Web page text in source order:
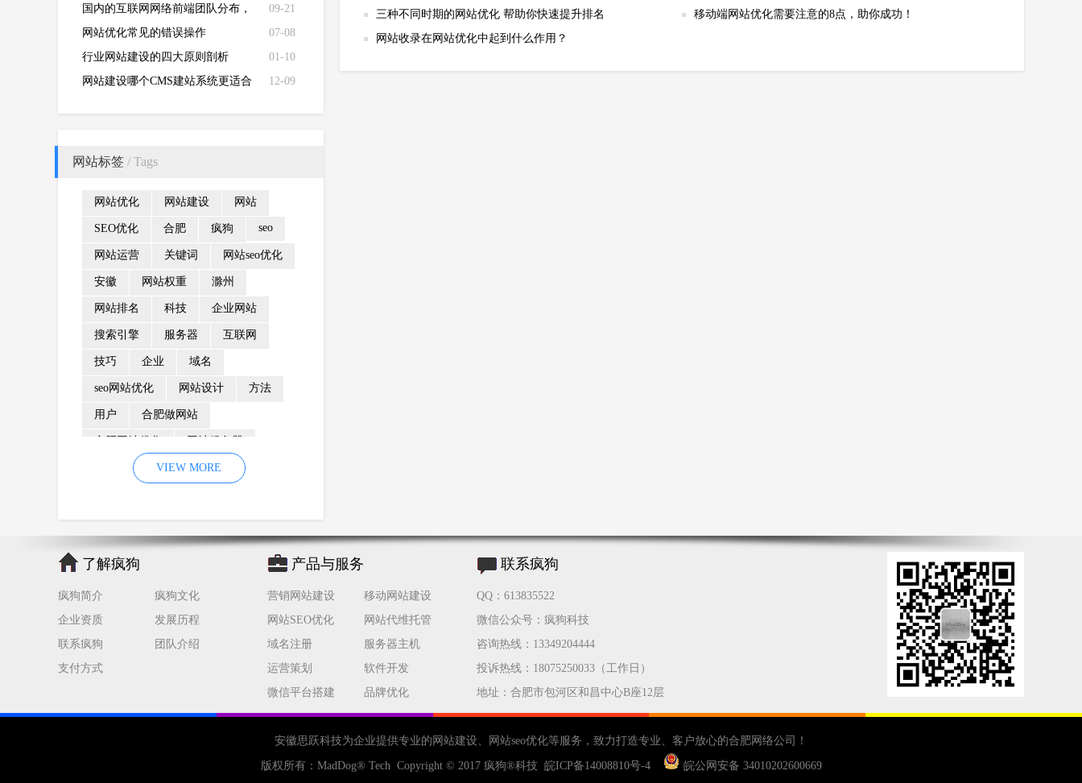
吗？
09-21
国内的互联网网络前端团队分布，
其实可以用金庸武侠小说的门派来
类比
07-08
网站优化常见的错误操作
01-10
行业网站建设的四大原则剖析
12-09
网站建设哪个CMS建站系统更适合
网站标签 / Tags
网站优化 网站建设 网站
SEO优化 合肥 疯狗 seo
网站运营 关键词 网站seo优化
安徽 网站权重 滁州
网站排名 科技 企业网站
搜索引擎 服务器 互联网
技巧 企业 域名
seo网站优化 网站设计 方法
用户 合肥做网站
优化 网站降权
企业网站建设 效果 页面
网络营销 因素 网络公司
网站流量
百度优化 网站收录
网站seo 专业
VIEW MORE
三种不同时期的网站优化 帮助你快速提升排名
移动端网站优化需要注意的8点，助你成功！
网站收录在网站优化中起到什么作用？
了解疯狗
疯狗简介
疯狗文化
企业资质
发展历程
联系疯狗
团队介绍
支付方式
产品与服务
营销网站建设
移动网站建设
网站SEO优化
网站代维托管
域名注册
服务器主机
运营策划
软件开发
微信平台搭建
品牌优化
联系疯狗
QQ：613835522
微信公众号：疯狗科技
咨询热线：13349204444
投诉热线：18075250033（工作日）
地址：合肥市包河区和昌中心B座12层
安徽思跃科技为企业提供专业的 网站建设 、 网站seo优化等服务，致力打造专业、客户放心的合肥网络公司 ！
版权所有： MadDog® Tech Copyright © 2017 疯狗®科技 皖ICP备14008810号-4 皖公网安备 34010202600669